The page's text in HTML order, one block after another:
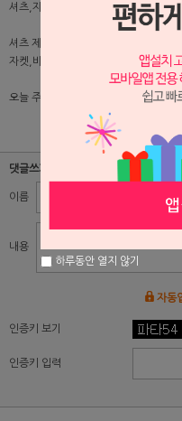
셔츠,자켓,바지,정장등은 오늘이후 주
셔츠 제작기간 :7~10일정도
자켓,바지 제작기간:7~10일정도
오늘 주문 제품은 추석 주간 이후 주말
댓글쓰기
이름
내용
자동
인증키 보기
인증키 입력
하루동안 열지 않기